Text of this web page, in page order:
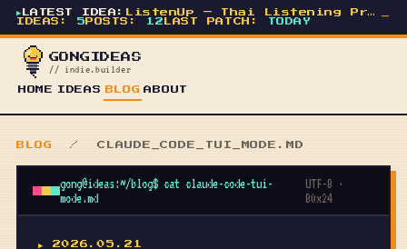
▶ LATEST IDEA: ListenUp — Thai Listening Practice for Kids
IDEAS: 5 POSTS: 12 LAST PATCH: TODAY
GONGIDEAS
// indie.builder
HOME IDEAS BLOG ABOUT
BLOG / CLAUDE_CODE_TUI_MODE.MD
gong@ideas:~/blog$ cat claude-code-tui-
mode.md
UTF-8 ·
80x24
▶ 2026.05.21